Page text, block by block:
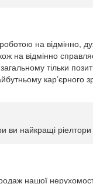
на
на відмінно
тільки
карʼєрного
найкращі ріелтори
нашої